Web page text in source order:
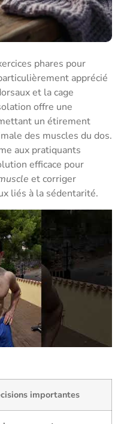
phares pour
apprécié
et la cage
offre une
un étirement
des muscles du dos.
aux pratiquants
efficace pour
et corriger
liés à la sédentarité.
importantes